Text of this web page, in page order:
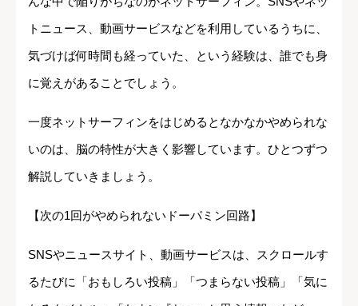
トニュース、動画サービスなどを利用しているうちに、
気づけば何時間も経っていた、という経験は、誰でも身
に覚えがあることでしょう。
一度ネットサーフィンをはじめるとなかなかやめられな
いのは、脳の特性が大きく影響しています。ひとつずつ
解説していきましょう。
【次の1回がやめられないドーパミン回路】
SNSやニュースサイト、動画サービスは、スクロールす
るたびに「おもしろい投稿」「つまらない投稿」「気に